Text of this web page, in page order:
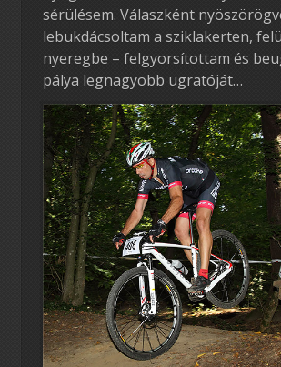
sérülésem. Válaszként
lebukdácsoltam a sziklakerten,
nyeregbe – felgyorsítottam és
pálya legnagyobb ugratóját…